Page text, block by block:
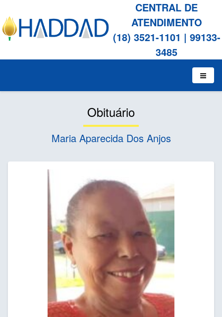
CENTRAL DE
ATENDIMENTO
(18) 3521-1101 | 99133-
3485
Obituário
Maria Aparecida Dos Anjos